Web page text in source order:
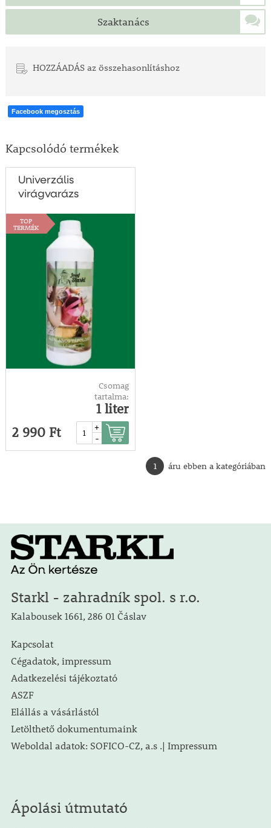
Szaktanács
HOZZÁADÁS az összehasonlításhoz
Facebook megosztás
Kapcsolódó termékek
Univerzális
virágvarázs
TOP
TERMÉK
Csomag
tartalma:
1 liter
2 990 Ft
+
-
1 áru ebben a kategóriában
Starkl - zahradník spol. s r.o.
Kalabousek 1661, 286 01 Čáslav
Kapcsolat
Cégadatok, impressum
Adatkezelési tájékoztató
ASZF
Elállás a vásárlástól
Letölthető dokumentumaink
Weboldal adatok: SOFICO-CZ, a.s .| Impressum
Ápolási útmutató